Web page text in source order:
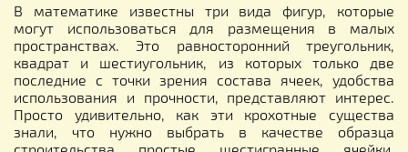
В математике известны три вида фигур, которые
могут использоваться для размещения в малых
пространствах. Это равносторонний треугольник,
квадрат и шестиугольник, из которых только две
последние с точки зрения состава ячеек, удобства
использования и прочности, представляют интерес.
Просто удивительно, как эти крохотные существа
знали, что нужно выбрать в качестве образца